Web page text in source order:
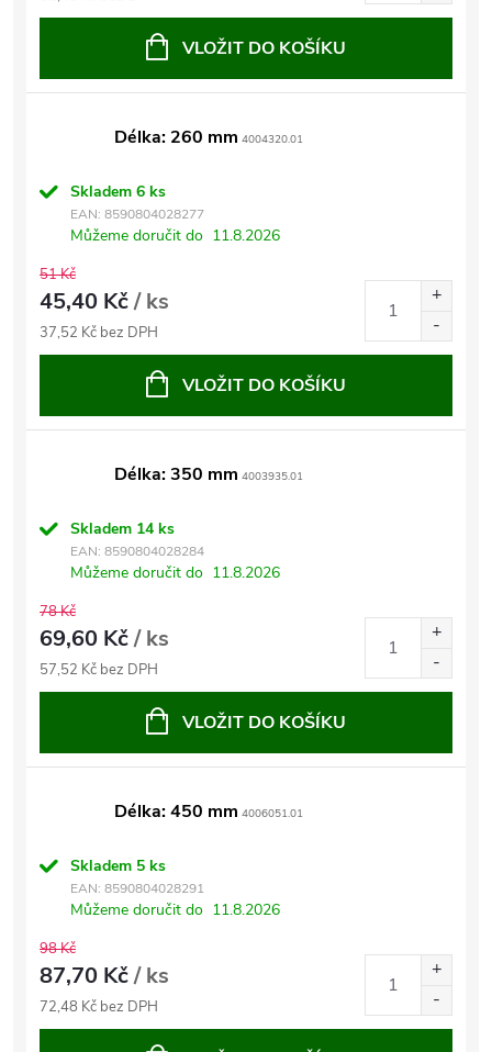
VLOŽIT DO KOŠÍKU
Délka: 260 mm 4004320.01
Skladem 6 ks
EAN: 8590804028277
Můžeme doručit do 11.8.2026
51 Kč
45,40 Kč/ ks
37,52 Kč bez DPH
VLOŽIT DO KOŠÍKU
Délka: 350 mm 4003935.01
Skladem 14 ks
EAN: 8590804028284
Můžeme doručit do 11.8.2026
78 Kč
69,60 Kč/ ks
57,52 Kč bez DPH
VLOŽIT DO KOŠÍKU
Délka: 450 mm 4006051.01
Skladem 5 ks
EAN: 8590804028291
Můžeme doručit do 11.8.2026
98 Kč
87,70 Kč/ ks
72,48 Kč bez DPH